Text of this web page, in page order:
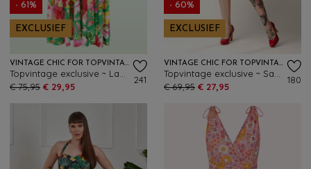
- 61%
EXCLUSIEF
VINTAGE CHIC FOR TOPVINTAGE
€ 75,95 € 29,95
241
- 60%
EXCLUSIEF
VINTAGE CHIC FOR TOPVINTAGE
€ 69,95 € 27,95
180